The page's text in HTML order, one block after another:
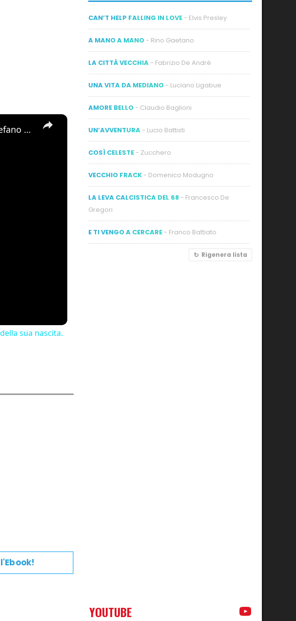
×
Motta Sant'Anastasia. L'omaggio al tenore mottese Giuseppe Di Stefano nel giorno della sua nascita.
sua nascita.
CAN’T HELP FALLING IN LOVE - Elvis Presley
A MANO A MANO - Rino Gaetano
LA CITTÀ VECCHIA - Fabrizio De André
UNA VITA DA MEDIANO - Luciano Ligabue
AMORE BELLO - Claudio Baglioni
UN’AVVENTURA - Lucio Battisti
COSÌ CELESTE - Zucchero
VECCHIO FRACK - Domenico Modugno
LA LEVA CALCISTICA DEL 68 - Francesco De
Gregori
E TI VENGO A CERCARE - Franco Battiato
Rigenera lista
YOUTUBE